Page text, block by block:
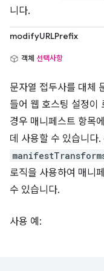
니다.
modifyURLPrefix
객체 선택사항
문자열 접두사를 대체
들어 웹 호스팅 설정이
경우 매니페스트 항목
데 사용할 수 있습니다
로직을 사용하여 매니
수 있습니다.
사용 예: